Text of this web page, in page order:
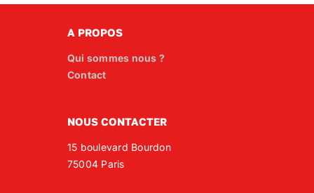
A PROPOS
Qui sommes nous ?
Contact
NOUS CONTACTER
15 boulevard Bourdon
75004 Paris